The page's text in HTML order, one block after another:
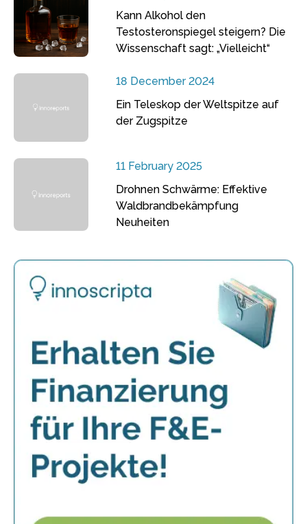
Kann Alkohol den
Testosteronspiegel steigern? Die
Wissenschaft sagt: „Vielleicht“
18 December 2024
Ein Teleskop der Weltspitze auf
der Zugspitze
11 February 2025
Drohnen Schwärme: Effektive
Waldbrandbekämpfung
Neuheiten